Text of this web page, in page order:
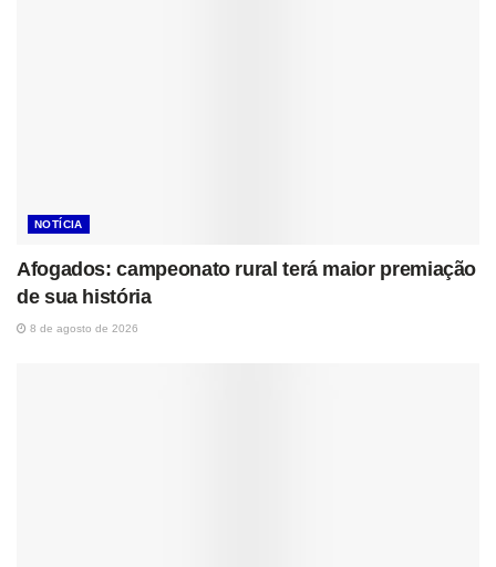
NOTÍCIA
Afogados: campeonato rural terá maior premiação
de sua história
8 de agosto de 2026